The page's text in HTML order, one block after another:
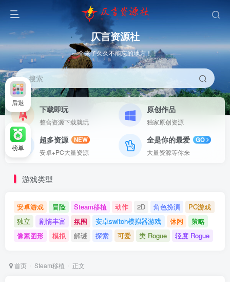
仄言资源社
一个来了久久不能忘的地方！！
搜索
下载即玩
整合资源下载就玩
原创作品
独家原创资源
超多资源
NEW
安卓+PC大量资源
全是你的最爱
GO
大量资源等你来
游戏类型
安卓游戏 冒险 Steam移植 动作 2D 角色扮演
PC游戏
独立
剧情丰富 氛围 安卓switch模拟器游戏 休闲
策略
像素图形
模拟 解谜 探索 可爱 类 Rogue 轻度 Rogue
首页 Steam移植 正文
后退
榜单